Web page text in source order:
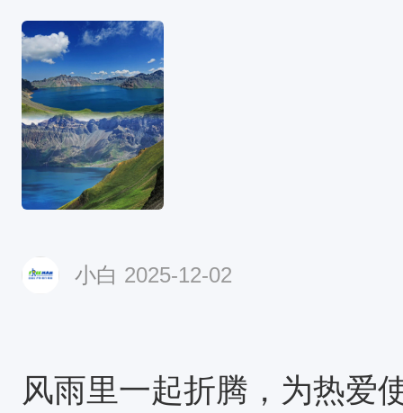
搭的照片，出发！
小白 2025-12-02